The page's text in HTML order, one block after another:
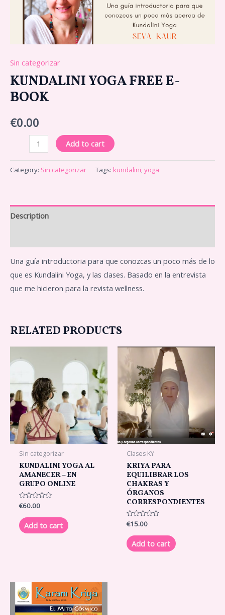
Sin categorizar
KUNDALINI YOGA FREE E-
BOOK
€0.00
Add to cart
Category: Sin categorizar Tags: kundalini,yoga
Description
Una guía introductoria para que conozcas un poco más de lo
que es Kundalini Yoga, y las clases. Basado en la entrevista
que me hicieron para la revista wellness.
RELATED PRODUCTS
Sin categorizar
KUNDALINI YOGA AL
AMANECER – EN
GRUPO ONLINE
Rated
0
out
of
5
€60.00
Add to cart
Clases KY
KRIYA PARA
EQUILIBRAR LOS
CHAKRAS Y
ÓRGANOS
CORRESPONDIENTES
Rated
0
out
of
5
€15.00
Add to cart